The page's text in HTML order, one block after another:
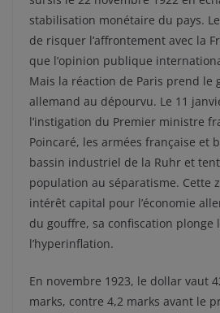
stabilisation monétaire du pays.
de risquer l’affrontement avec la
que l’opinion publique
Mais la réaction de Paris prend le
allemand au dépourvu. Le 11
l’instigation du Premier ministre
Poincaré, les armées française et
bassin industriel de la Ruhr et
population au séparatisme. Cette
intérêt capital pour l’économie
du gouffre, sa confiscation plonge
l’hyperinflation.
En novembre 1923, le dollar vaut
marks, contre 4,2 marks avant le